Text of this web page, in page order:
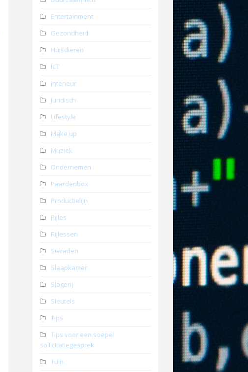
Entertainment
Gezondheid
Huisdieren
ICT
Interieur
Juridisch
Lifestyle
Make up
Muziek
Ondernemen
Paardenbox
Productielijn
Rijles
Rijlessen
Sieraden
Slaapkamer
Slagerij
Sleutels
Tips
Tips voor een soepel
sollicitatiegesprek
Tuin